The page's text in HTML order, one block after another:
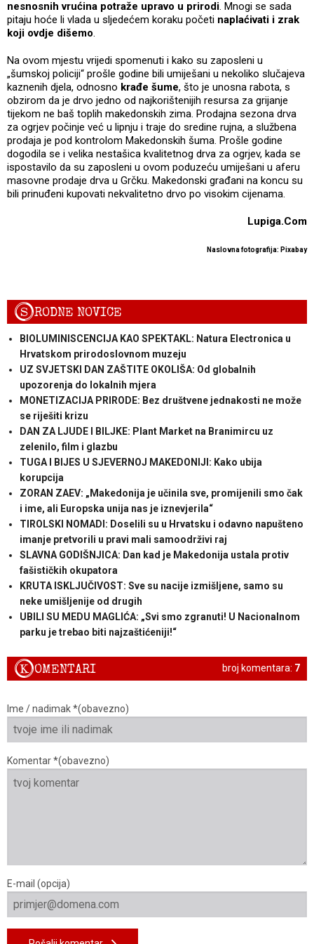
nesnosnih vrućina potraže upravo u prirodi. Mnogi se sada
pitaju hoće li vlada u sljedećem koraku početi naplaćivati i zrak
koji ovdje dišemo.
Na ovom mjestu vrijedi spomenuti i kako su zaposleni u
„šumskoj policiji“ prošle godine bili umiješani u nekoliko slučajeva
kaznenih djela, odnosno krađe šume, što je unosna rabota, s
obzirom da je drvo jedno od najkorištenijih resursa za grijanje
tijekom ne baš toplih makedonskih zima. Prodajna sezona drva
za ogrjev počinje već u lipnju i traje do sredine rujna, a službena
prodaja je pod kontrolom Makedonskih šuma. Prošle godine
dogodila se i velika nestašica kvalitetnog drva za ogrjev, kada se
ispostavilo da su zaposleni u ovom poduzeću umiješani u aferu
masovne prodaje drva u Grčku. Makedonski građani na koncu su
bili prinuđeni kupovati nekvalitetno drvo po visokim cijenama.
Lupiga.Com
Naslovna fotografija: Pixabay
SRODNE NOVICE
BIOLUMINISCENCIJA KAO SPEKTAKL: Natura Electronica u
Hrvatskom prirodoslovnom muzeju
UZ SVJETSKI DAN ZAŠTITE OKOLIŠA: Od globalnih
upozorenja do lokalnih mjera
MONETIZACIJA PRIRODE: Bez društvene jednakosti ne može
se riješiti krizu
DAN ZA LJUDE I BILJKE: Plant Market na Branimircu uz
zelenilo, film i glazbu
TUGA I BIJES U SJEVERNOJ MAKEDONIJI: Kako ubija
korupcija
ZORAN ZAEV: „Makedonija je učinila sve, promijenili smo čak
i ime, ali Europska unija nas je iznevjerila“
TIROLSKI NOMADI: Doselili su u Hrvatsku i odavno napušteno
imanje pretvorili u pravi mali samoodrživi raj
SLAVNA GODIŠNJICA: Dan kad je Makedonija ustala protiv
fašističkih okupatora
KRUTA ISKLJUČIVOST: Sve su nacije izmišljene, samo su
neke umišljenije od drugih
UBILI SU MEDU MAGLIĆA: „Svi smo zgranuti! U Nacionalnom
parku je trebao biti najzaštićeniji!“
broj komentara: 7
KOMENTARI
Ime / nadimak *(obavezno)
Komentar *(obavezno)
E-mail (opcija)